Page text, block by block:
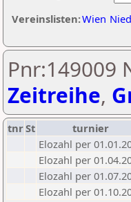
Vereinslisten:Wien
Pnr:149009
Zeitreihe,
tnrSt turnier
Elozahl per
Elozahl per
Elozahl per
Elozahl per